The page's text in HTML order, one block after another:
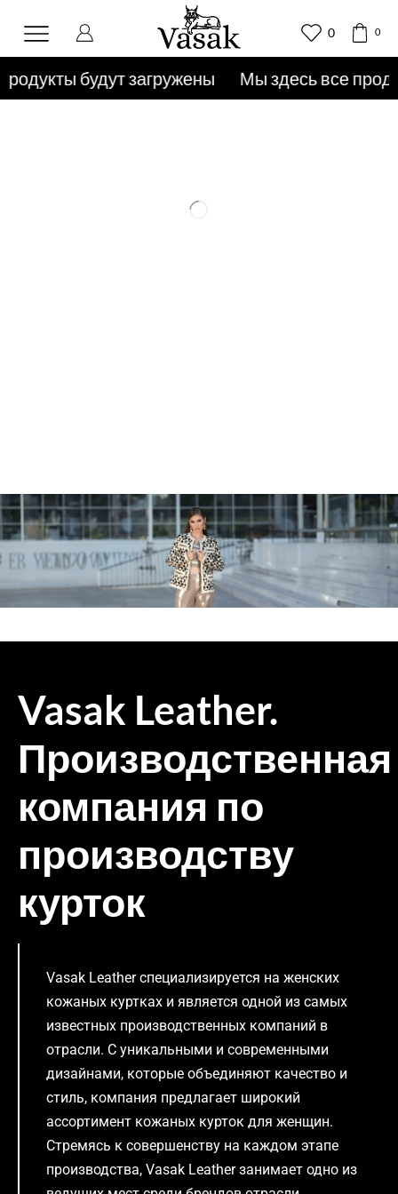
0 0
будут загруженыМы здесь все
Vasak Leather.
Производственная
компания по
производству
курток
Vasak Leather специализируется на женских
кожаных куртках и является одной из самых
известных производственных компаний в
отрасли. С уникальными и современными
дизайнами, которые объединяют качество и
стиль, компания предлагает широкий
ассортимент кожаных курток для женщин.
Стремясь к совершенству на каждом этапе
производства, Vasak Leather занимает одно из